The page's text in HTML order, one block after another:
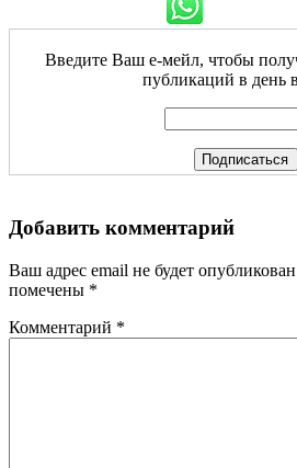
Введите Ваш е-мейл, чтобы
публикаций в день
Добавить комментарий
Ваш адрес email не будет
помечены *
Комментарий *